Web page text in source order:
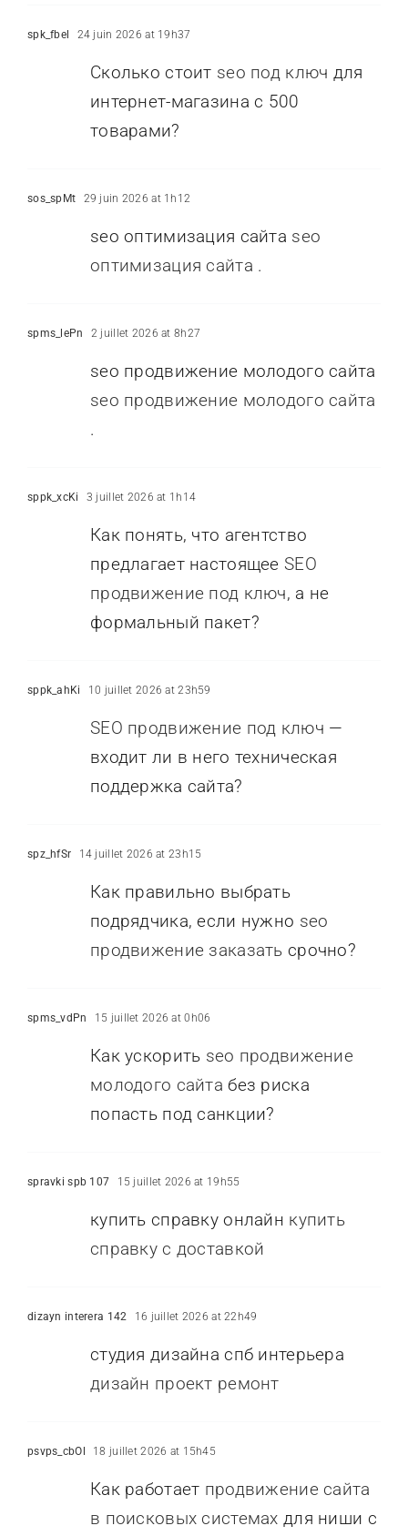
spk_fbel 24 juin 2026 at 19h37
Сколько стоит seo под ключ для
интернет-магазина с 500
товарами?
sos_spMt 29 juin 2026 at 1h12
seo оптимизация сайта seo
оптимизация сайта .
spms_lePn 2 juillet 2026 at 8h27
seo продвижение молодого сайта
seo продвижение молодого сайта
.
sppk_xcKi 3 juillet 2026 at 1h14
Как понять, что агентство
предлагает настоящее SEO
продвижение под ключ, а не
формальный пакет?
sppk_ahKi 10 juillet 2026 at 23h59
SEO продвижение под ключ —
входит ли в него техническая
поддержка сайта?
spz_hfSr 14 juillet 2026 at 23h15
Как правильно выбрать
подрядчика, если нужно seo
продвижение заказать срочно?
spms_vdPn 15 juillet 2026 at 0h06
Как ускорить seo продвижение
молодого сайта без риска
попасть под санкции?
spravki spb 107 15 juillet 2026 at 19h55
купить справку онлайн купить
справку с доставкой
dizayn interera 142 16 juillet 2026 at 22h49
студия дизайна спб интерьера
дизайн проект ремонт
psvps_cbOl 18 juillet 2026 at 15h45
Как работает продвижение сайта
в поисковых системах для ниши с